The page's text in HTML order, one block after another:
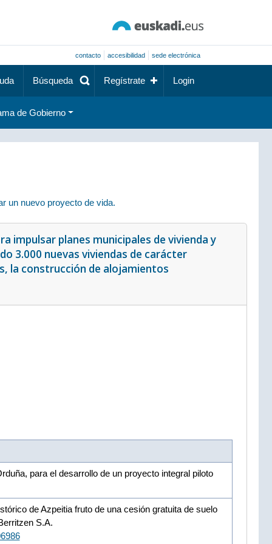
contacto accesibilidad sede electrónica
Búsqueda Regístrate Login
de Gobierno
un nuevo proyecto de vida.
impulsar planes municipales de vivienda y
3.000 nuevas viviendas de carácter
la construcción de alojamientos
para el desarrollo de un proyecto integral piloto
de Azpeitia fruto de una cesión gratuita de suelo
S.A.